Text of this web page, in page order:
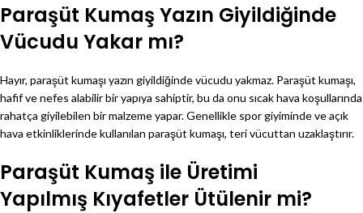
Paraşüt Kumaş Yazın Giyildiğinde
Vücudu Yakar mı?
Hayır, paraşüt kumaşı yazın giyildiğinde vücudu yakmaz. Paraşüt kumaşı,
hafif ve nefes alabilir bir yapıya sahiptir, bu da onu sıcak hava koşullarında
rahatça giyilebilen bir malzeme yapar. Genellikle spor giyiminde ve açık
hava etkinliklerinde kullanılan paraşüt kumaşı, teri vücuttan uzaklaştırır.
Paraşüt Kumaş ile Üretimi
Yapılmış Kıyafetler Ütülenir mi?